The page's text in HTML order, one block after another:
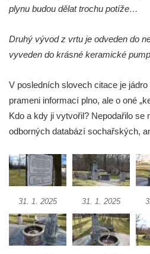
plynu budou dělat trochu potíže…
Druhý vývod z vrtu je odveden do
vyveden do krásné keramické
V posledních slovech citace je
prameni informací plno, ale o oné
Kdo a kdy ji vytvořil? Nepodařilo se
odborných databází sochařských,
31. 1. 2025 31. 1. 2025